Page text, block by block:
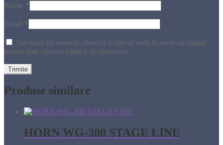
Nume *
Email *
Salvează-mi numele, emailul și site-ul web în acest navigator
pentru data viitoare când o să comentez.
Produse similare
HORN WG-300 STAGE LINE